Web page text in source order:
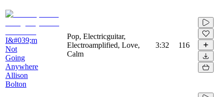
I&#039;m
Not
Going
Anywhere
Allison
Bolton
Pop, Electricguitar,
Electroamplified, Love,
Calm
3:32 116